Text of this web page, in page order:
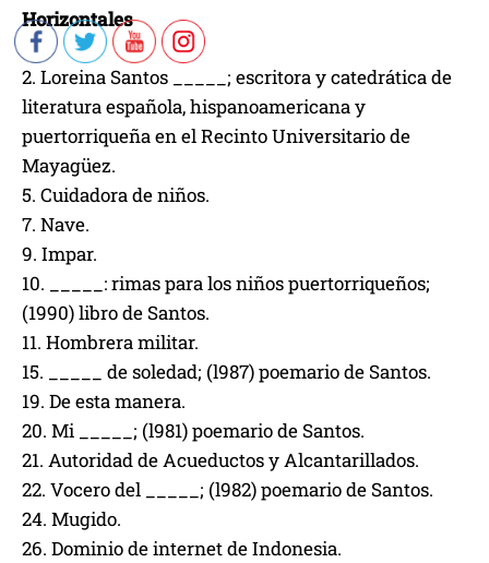
Horizontales
2. Loreina Santos _____; escritora y catedrática de
literatura española, hispanoamericana y
puertorriqueña en el Recinto Universitario de
Mayagüez.
5. Cuidadora de niños.
7. Nave.
9. Impar.
10. _____: rimas para los niños puertorriqueños;
(1990) libro de Santos.
11. Hombrera militar.
15. _____ de soledad; (l987) poemario de Santos.
19. De esta manera.
20. Mi _____; (l981) poemario de Santos.
21. Autoridad de Acueductos y Alcantarillados.
22. Vocero del _____; (l982) poemario de Santos.
24. Mugido.
26. Dominio de internet de Indonesia.